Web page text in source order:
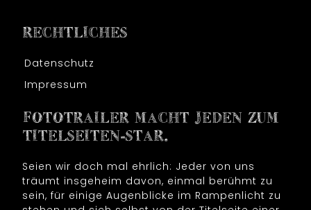
RECHTLICHES
Datenschutz
Impressum
FOTOTRAILER MACHT JEDEN ZUM
TITELSEITEN-STAR.
Seien wir doch mal ehrlich: Jeder von uns
träumt insgeheim davon, einmal berühmt zu
sein, für einige Augenblicke im Rampenlicht zu